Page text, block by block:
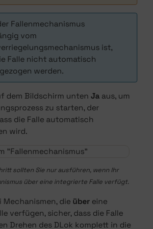
Fallenmechanismus
vom
ist,
Falle nicht automatisch
werden.
dem Bildschirm unten Ja aus, um
zu starten, der
die Falle automatisch
wird.
sollten Sie nur ausführen, wenn Ihr
über eine integrierte Falle verfügt.
Mechanismen, die über eine
verfügen, sicher, dass die Falle
Drehen des DLok komplett in die